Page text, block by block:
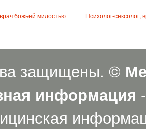
божьей милостью Психолог-сексолог,
защищены. ©
информация